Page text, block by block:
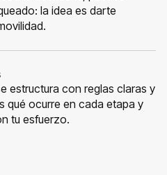
la idea es darte
estructura con reglas claras y
qué ocurre en cada etapa y
tu esfuerzo.